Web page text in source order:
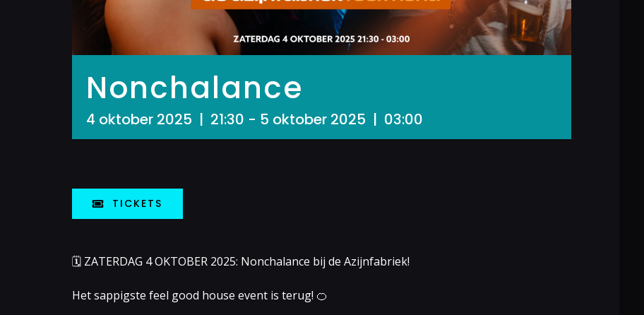
Nonchalance
4 oktober 2025 | 21:30 - 5 oktober 2025 | 03:00
TICKETS
🗓 ZATERDAG 4 OKTOBER 2025: Nonchalance bij de Azijnfabriek!
Het sappigste feel good house event is terug! 🍊